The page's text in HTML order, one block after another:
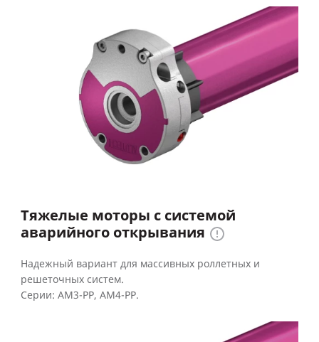
Тяжелые моторы с системой
аварийного открывания
Надежный вариант для массивных роллетных и
решеточных систем.
Серии: AM3-РР, AM4-РР.